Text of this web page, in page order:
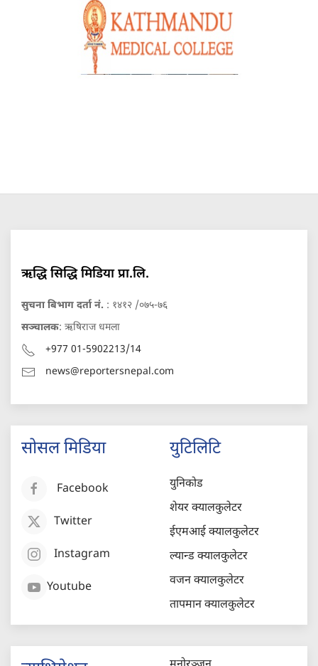
ऋद्धि सिद्धि मिडिया प्रा.लि.
सुचना बिभाग दर्ता नं. : १४१२ /०७५-७६
सञ्चालक: ऋषिराज धमला
+977 01-5902213/14
news@reportersnepal.com
सोसल मिडिया
Facebook
Twitter
Instagram
Youtube
युटिलिटि
युनिकोड
शेयर क्यालकुलेटर
ईएमआई क्यालकुलेटर
ल्यान्ड क्यालकुलेटर
वजन क्यालकुलेटर
तापमान क्यालकुलेटर